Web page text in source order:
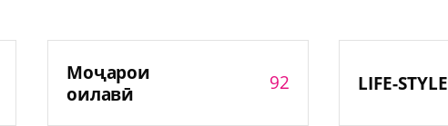
Моҷарои
оилавӣ
92 LIFE-STYLE